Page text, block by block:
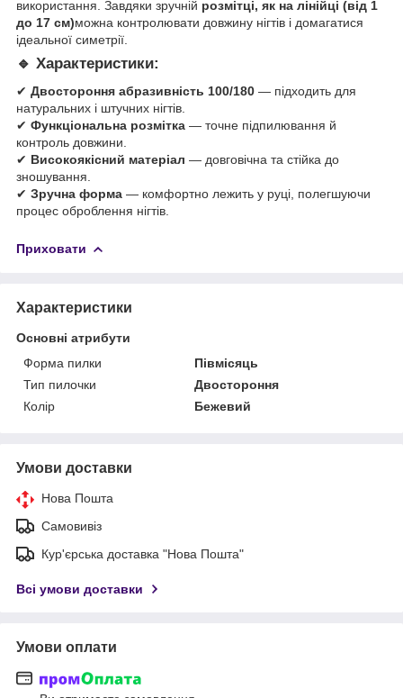
використання. Завдяки зручній розмітці, як на лінійці (від 1
до 17 см)можна контролювати довжину нігтів і домагатися
ідеальної симетрії.
🔹 Характеристики:
✔ Двостороння абразивність 100/180 — підходить для
натуральних і штучних нігтів.
✔ Функціональна розмітка — точне підпилювання й
контроль довжини.
✔ Високоякісний матеріал — довговічна та стійка до
зношування.
✔ Зручна форма — комфортно лежить у руці, полегшуючи
процес оброблення нігтів.
Приховати
Характеристики
Основні атрибути
Форма пилки
Півмісяць
Тип пилочки
Двостороння
Колір
Бежевий
Умови доставки
Нова Пошта
Самовивіз
Кур'єрська доставка "Нова Пошта"
Всі умови доставки
Умови оплати